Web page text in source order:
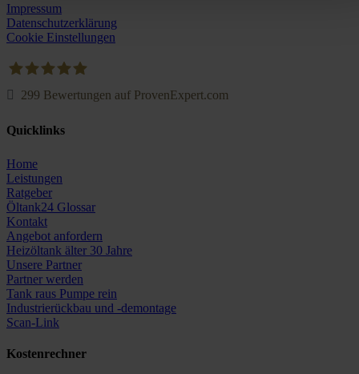
Impressum
Datenschutzerklärung
Cookie Einstellungen
299 Bewertungen auf ProvenExpert.com
Quicklinks
Home
Leistungen
Ratgeber
Öltank24 Glossar
Kontakt
Angebot anfordern
Heizöltank älter 30 Jahre
Unsere Partner
Partner werden
Tank raus Pumpe rein
Industrierückbau und -demontage
Scan-Link
Kostenrechner